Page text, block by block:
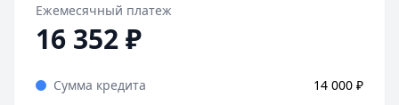
Ежемесячный платеж
16 352₽
Сумма кредита 14 000 ₽